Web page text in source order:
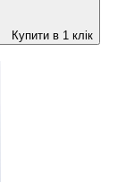
Купити в 1 клік